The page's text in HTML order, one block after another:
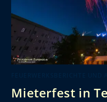
Mieterfest in